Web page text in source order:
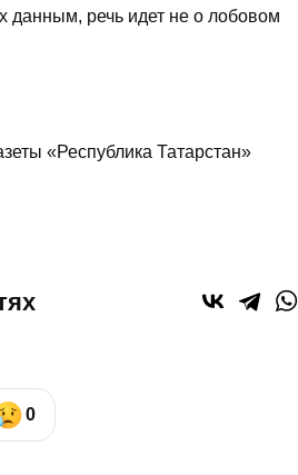
данным, речь идет не о лобовом
«Республика Татарстан»
0